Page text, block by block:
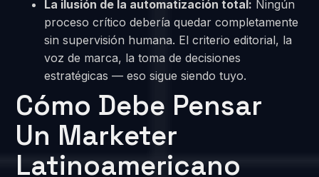
La ilusión de la automatización total: Ningún
proceso crítico debería quedar completamente
sin supervisión humana. El criterio editorial, la
voz de marca, la toma de decisiones
estratégicas — eso sigue siendo tuyo.
Cómo Debe Pensar
Un Marketer
Latinoamericano